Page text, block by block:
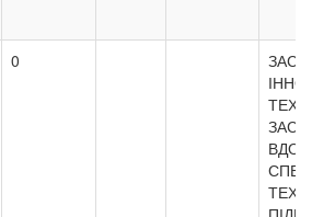
0